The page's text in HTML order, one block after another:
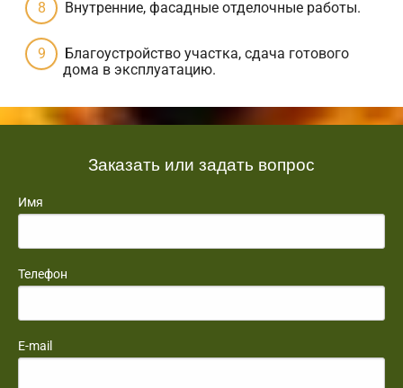
Внутренние, фасадные отделочные работы.
Благоустройство участка, сдача готового
дома в эксплуатацию.
Заказать или задать вопрос
Имя
Телефон
E-mail